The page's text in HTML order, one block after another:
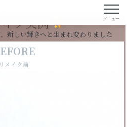
メニュー
イアリングにリフォーム
ク実例
新しい輝きへと生まれ変わりました
リメイク前